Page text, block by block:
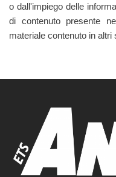
o dall'impiego delle
di contenuto presente
materiale contenuto in altri